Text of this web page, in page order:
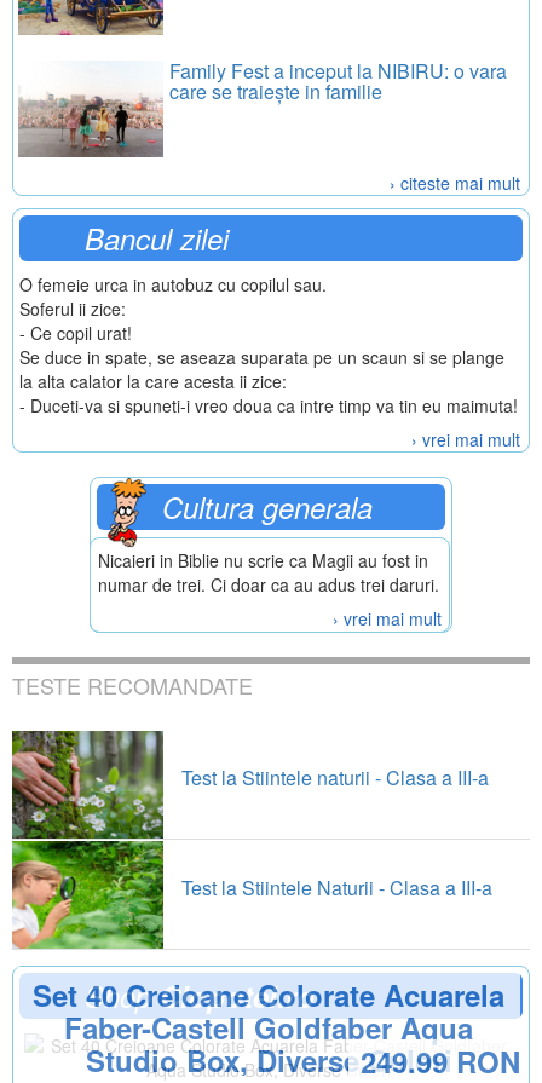
Family Fest a inceput la NIBIRU: o vara
care se traiește in familie
› citeste mai mult
Bancul zilei
O femeie urca in autobuz cu copilul sau.
Soferul ii zice:
- Ce copil urat!
Se duce in spate, se aseaza suparata pe un scaun si se plange
la alta calator la care acesta ii zice:
- Duceti-va si spuneti-i vreo doua ca intre timp va tin eu maimuta!
› vrei mai mult
Cultura generala
Nicaieri in Biblie nu scrie ca Magii au fost in
numar de trei. Ci doar ca au adus trei daruri.
› vrei mai mult
TESTE RECOMANDATE
Test la Stiintele naturii - Clasa a III-a
Test la Stiintele Naturii - Clasa a III-a
ShopClopotel.ro
Set 40 Creioane Colorate Acuarela
Faber-Castell Goldfaber Aqua
Studio Box, Diverse Culori
249.99 RON